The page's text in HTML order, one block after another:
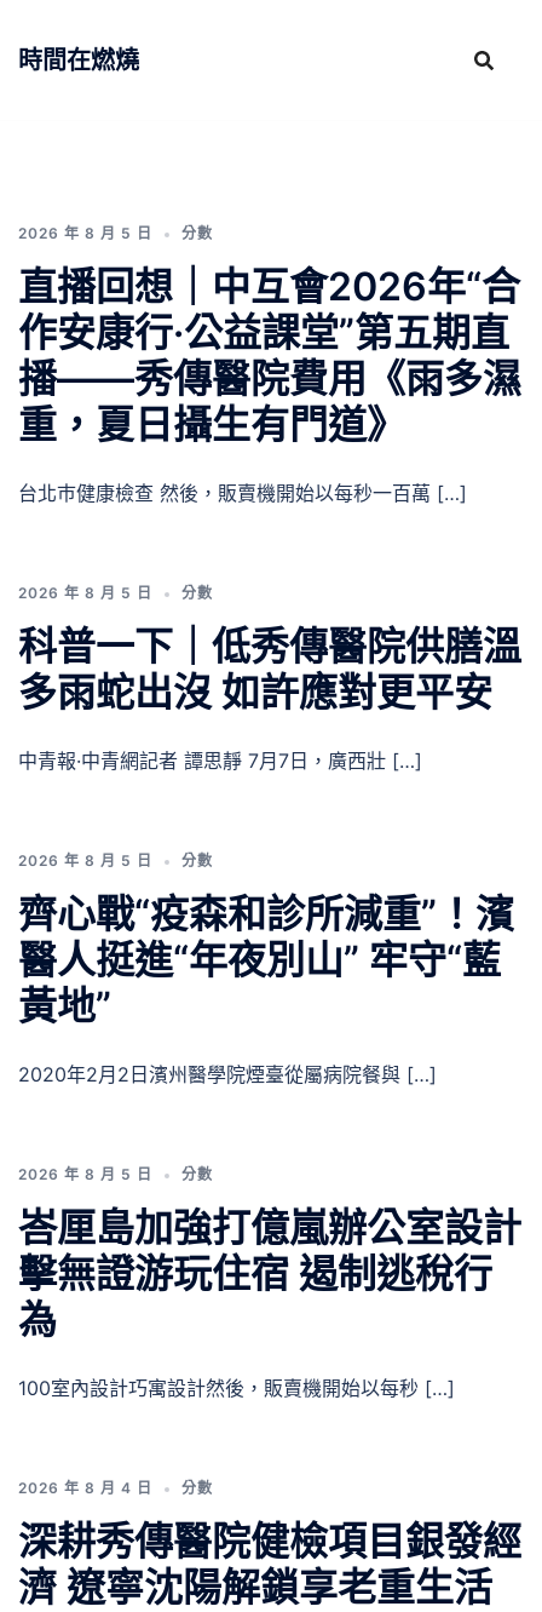
時間在燃燒
2026 年 8 月 5 日 分數
直播回想｜中互會2026年“合
作安康行·公益課堂”第五期直
播——秀傳醫院費用《雨多濕
重，夏日攝生有門道》
台北巿健康檢查 然後，販賣機開始以每秒一百萬 […]
2026 年 8 月 5 日 分數
科普一下｜低秀傳醫院供膳溫
多雨蛇出沒 如許應對更平安
中青報·中青網記者 譚思靜 7月7日，廣西壯 […]
2026 年 8 月 5 日 分數
齊心戰“疫森和診所減重”！濱
醫人挺進“年夜別山” 牢守“藍
黃地”
2020年2月2日濱州醫學院煙臺從屬病院餐與 […]
2026 年 8 月 5 日 分數
峇厘島加強打億嵐辦公室設計
擊無證游玩住宿 遏制逃稅行
為
100室內設計巧寓設計然後，販賣機開始以每秒 […]
2026 年 8 月 4 日 分數
深耕秀傳醫院健檢項目銀發經
濟 遼寧沈陽解鎖享老重生活